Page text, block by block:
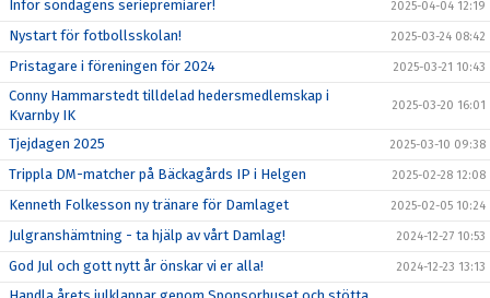
Inför söndagens seriepremiärer! 2025-04-04 12:19
Nystart för fotbollsskolan! 2025-03-24 08:42
Pristagare i föreningen för 2024 2025-03-21 10:43
Conny Hammarstedt tilldelad hedersmedlemskap i
Kvarnby IK
2025-03-20 16:01
Tjejdagen 2025 2025-03-10 09:38
Trippla DM-matcher på Bäckagårds IP i Helgen 2025-02-28 12:08
Kenneth Folkesson ny tränare för Damlaget 2025-02-05 10:24
Julgranshämtning - ta hjälp av vårt Damlag! 2024-12-27 10:53
God Jul och gott nytt år önskar vi er alla! 2024-12-23 13:13